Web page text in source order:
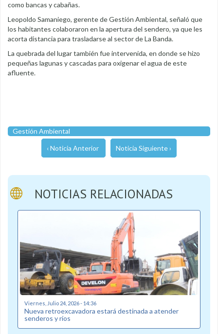
como bancas y cabañas.
Leopoldo Samaniego, gerente de Gestión Ambiental, señaló que
los habitantes colaboraron en la apertura del sendero, ya que les
acorta distancia para trasladarse al sector de La Banda.
La quebrada del lugar también fue intervenida, en donde se hizo
pequeñas lagunas y cascadas para oxigenar el agua de este
afluente.
Gestión Ambiental
‹ Noticia Anterior Noticia Siguiente ›
NOTICIAS RELACIONADAS
Viernes, Julio 24, 2026 - 14:36
Nueva retroexcavadora estará destinada a atender
senderos y ríos